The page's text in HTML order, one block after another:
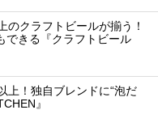
のクラフトビールが揃う！
できる『クラフトビール
上！独自ブレンドに“泡だ
』